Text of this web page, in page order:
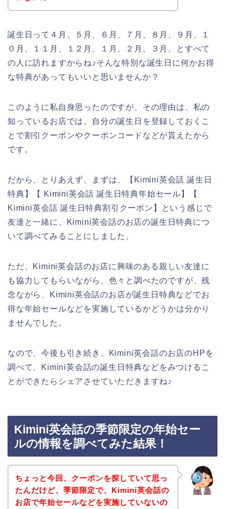
誕生日って４月、５月、６月、７月、８月、９月、１
０月、１１月、１２月、１月、２月、３月、とすべて
の人に訪れますからね♪そんな特別な誕生日に何かお得
な特典があってもいいと思いませんか？
このように私自身思ったのですが、その理由は、私の
知っているお店では、自分の誕生日を登録しておくこ
とで割引クーポンやクーポンコードなどが貰えたから
です。
だから、とりあえず、まずは、【Kimini英会話 誕生日
特典】【 Kimini英会話 誕生日特典年始セール】【
Kimini英会話 誕生日特典割引クーポン】という感じで
友達と一緒に、Kimini英会話のお店の誕生日特典につ
いて調べてみることにしました。
ただ、Kimini英会話のお店に興味のある親しい友達に
も協力してもらいながら、色々と調べたのですが、残
念ながら、Kimini英会話のお店が誕生日特典などでお
得な年始セールなどを実施しているかどうかは分かり
ませんでした。
なので、今後も引き続き、Kimini英会話のお店のHPを
調べて、Kimini英会話の誕生日特典などをみつけるこ
とができたらシェアさせていただきますね♪
Kimini英会話の季節限定の年始セー
ルの情報を調べてみた結果！
ちょっと今回、クーポンを探していて思っ
たんだけど、季節限定で、Kimini英会話の
お店で年始セールなどを実施していないの